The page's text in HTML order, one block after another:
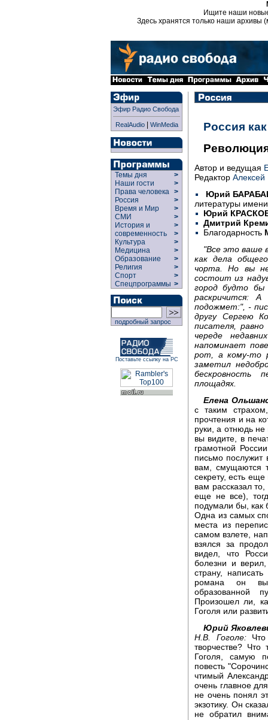
Ищите наши
Здесь хранятся только наши архивы
Эфир Радио Свобода
RealAudio| WinMedia
Темы дня
>
Наши гости
>
Права человека >
Россия
>
Время и Мир
>
СМИ
>
История и
современность
>
>
Культура
>
Медицина
>
Образование
>
Религия
>
Спорт
>
Спецпрограммы >
подробный запрос
Поставьте ссылку на РС
Россия
Автор и ведущая
Редактор Алексей
Юрий
литературы
Юрий
Дмитрий
Благодарность
"Все это ваше
как дела
чорта. Но вы
состоит из
город будто бы
раскричится:
подожмет:", -
другу Сергею
писателя,
череде
напоминает
рот, а кому-то
заметил
площадях.
Елена
с таким
прочтения и на
руки, а отнюдь не
вы видите, в
грамотной
письмо
вам, смущаются
секрету, есть
вам рассказал
еще не все),
подумали бы, как
Одна из самых
места из
самом взлете,
взялся за
видел, что
болезни и верил,
страну,
романа он
образованной
Произошел ли,
Гоголя или
Юрий
Н.В. Гоголе:Что
творчестве?
Гоголя, самую
повесть
чтимый
очень главное
не очень понял
экзотику. Он
не обратил